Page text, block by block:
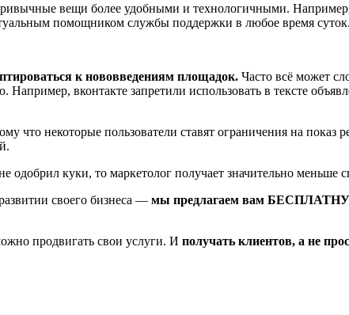
вещи более удобными и технологичными.
помощником службы поддержки в любое время суток.
к нововведениям площадок. Часто всё может
вконтакте запретили использовать в тексте
что некоторые пользователи ставят ограничения на
одобрил куки, то маркетолог получает значительно меньше
своего бизнеса — мы предлагаем вам БЕСПЛАТНУЮ
продвигать свои услуги. И получать клиентов, а не